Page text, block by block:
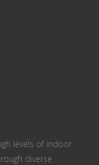
levels of indoor
diverse